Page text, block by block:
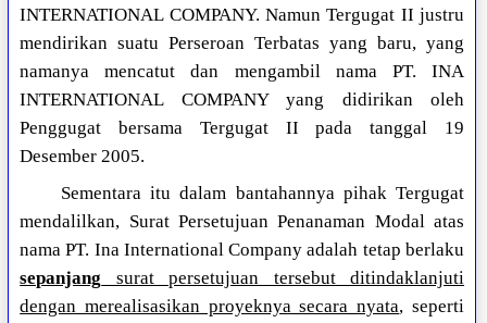
INTERNATIONAL COMPANY. Namun Tergugat II justru
mendirikan suatu Perseroan Terbatas yang baru, yang
namanya mencatut dan mengambil nama PT. INA
INTERNATIONAL COMPANY yang didirikan oleh
Penggugat bersama Tergugat II pada tanggal 19
Desember 2005.
Sementara itu dalam bantahannya pihak Tergugat
mendalilkan, Surat Persetujuan Penanaman Modal atas
nama PT. Ina International Company adalah tetap berlaku
sepanjang surat persetujuan tersebut ditindaklanjuti
dengan merealisasikan proyeknya secara nyata, seperti